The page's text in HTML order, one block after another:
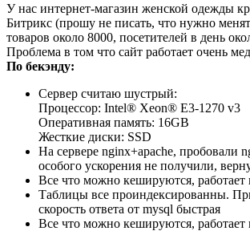
У нас интернет-магазин женской одежды
Битрикс (прошу не писать, что нужно
товаров около 8000, посетителей в день
Проблема в том что сайт работает очень
По бекэнду:
Сервер считаю шустрый:
Процессор: Intel® Xeon® E3-1270 v3
Оперативная память: 16GB
Жесткие диски: SSD
На сервере nginx+apache, пробовали
особого ускорения не получили,
Все что можно кешируются, работает
Таблицы все проиндексированны.
скорость ответа от mysql быстрая
Все что можно кешируются, работает